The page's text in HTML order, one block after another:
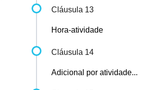
Cláusula 13
Hora-atividade
Cláusula 14
Adicional por atividade...